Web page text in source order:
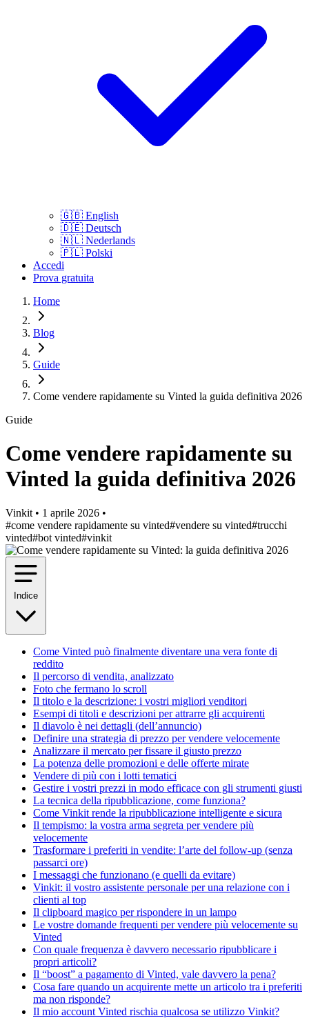
🇬🇧 English
🇩🇪 Deutsch
🇳🇱 Nederlands
🇵🇱 Polski
Accedi
Prova gratuita
Home
Blog
Guide
Come vendere rapidamente su Vinted la guida definitiva 2026
Guide
Come vendere rapidamente su
Vinted la guida definitiva 2026
Vinkit • 1 aprile 2026 •
#come vendere rapidamente su vinted#vendere su vinted#trucchi
vinted#bot vinted#vinkit
Indice
Come Vinted può finalmente diventare una vera fonte di
reddito
Il percorso di vendita, analizzato
Foto che fermano lo scroll
Il titolo e la descrizione: i vostri migliori venditori
Esempi di titoli e descrizioni per attrarre gli acquirenti
Il diavolo è nei dettagli (dell’annuncio)
Definire una strategia di prezzo per vendere velocemente
Analizzare il mercato per fissare il giusto prezzo
La potenza delle promozioni e delle offerte mirate
Vendere di più con i lotti tematici
Gestire i vostri prezzi in modo efficace con gli strumenti giusti
La tecnica della ripubblicazione, come funziona?
Come Vinkit rende la ripubblicazione intelligente e sicura
Il tempismo: la vostra arma segreta per vendere più
velocemente
Trasformare i preferiti in vendite: l’arte del follow-up (senza
passarci ore)
I messaggi che funzionano (e quelli da evitare)
Vinkit: il vostro assistente personale per una relazione con i
clienti al top
Il clipboard magico per rispondere in un lampo
Le vostre domande frequenti per vendere più velocemente su
Vinted
Con quale frequenza è davvero necessario ripubblicare i
propri articoli?
Il “boost” a pagamento di Vinted, vale davvero la pena?
Cosa fare quando un acquirente mette un articolo tra i preferiti
ma non risponde?
Il mio account Vinted rischia qualcosa se utilizzo Vinkit?